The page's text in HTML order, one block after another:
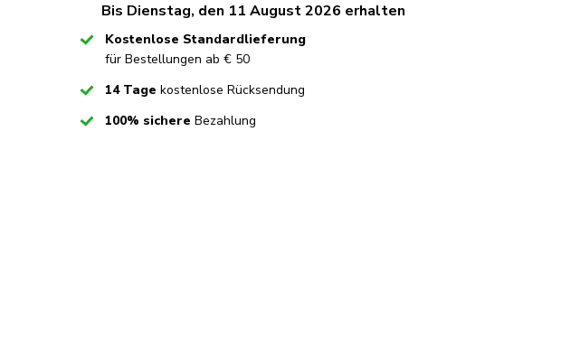
Bis Dienstag, den 11 August 2026 erhalten
CheckedKostenlose Standardlieferung
für Bestellungen ab € 50
Checked14 Tage kostenlose Rücksendung
Checked100% sichere Bezahlung